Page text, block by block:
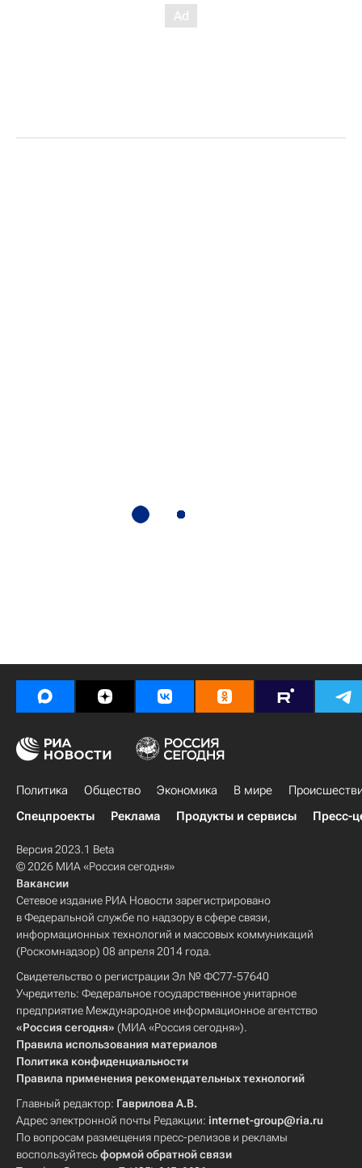
Политика Общество Экономика В мире
Спецпроекты
Реклама Продукты и сервисы Пресс-
Версия 2023.1 Beta
© 2026 МИА «Россия сегодня»
Вакансии
Сетевое издание РИА Новости зарегистрировано
в Федеральной службе по надзору в сфере связи,
информационных технологий и массовых коммуникаций
(Роскомнадзор) 08 апреля 2014 года.
Свидетельство о регистрации Эл № ФС77-57640
Учредитель: Федеральное государственное унитарное
предприятие Международное информационное агентство
«Россия сегодня» (МИА «Россия сегодня»).
Правила использования материалов
Политика конфиденциальности
Правила применения рекомендательных технологий
Главный редактор: Гаврилова А.В.
Адрес электронной почты Редакции: internet-group@ria.ru
По вопросам размещения пресс-релизов и рекламы
воспользуйтесьформой обратной связи